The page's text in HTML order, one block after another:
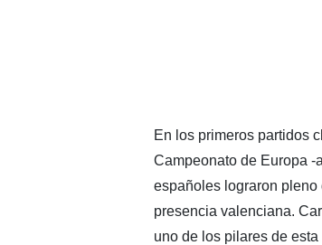
En los primeros partidos
Campeonato de Europa -
españoles lograron pleno
presencia valenciana.
uno de los pilares de